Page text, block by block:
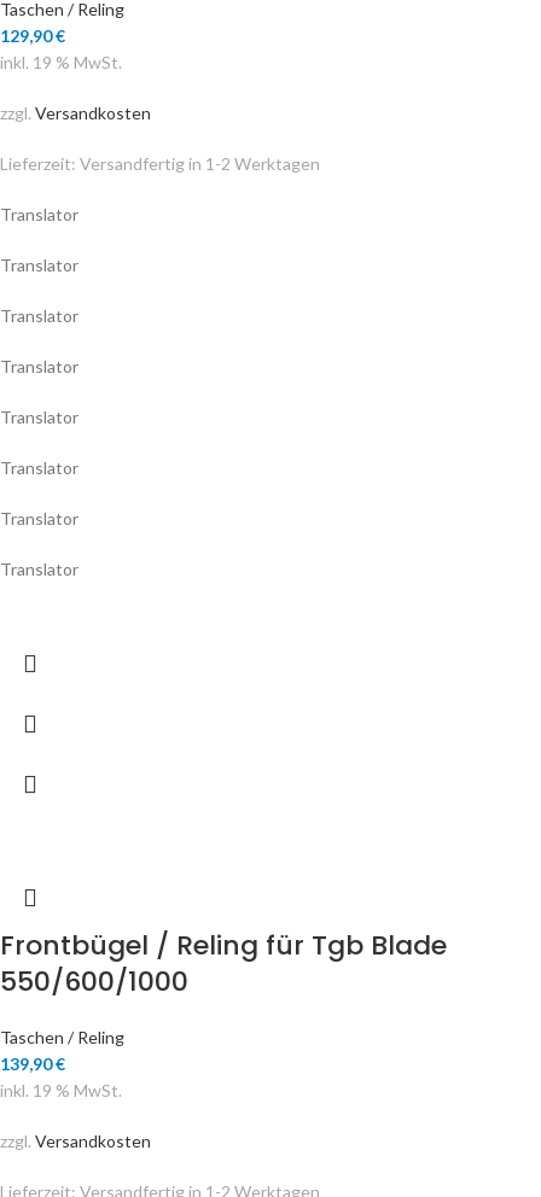
Taschen / Reling
129,90€
inkl. 19 % MwSt.
zzgl. Versandkosten
Lieferzeit: Versandfertig in 1-2 Werktagen
Translator
Translator
Translator
Translator
Translator
Translator
Translator
Translator
Frontbügel / Reling für Tgb Blade
550/600/1000
Taschen / Reling
139,90€
inkl. 19 % MwSt.
zzgl. Versandkosten
Lieferzeit: Versandfertig in 1-2 Werktagen